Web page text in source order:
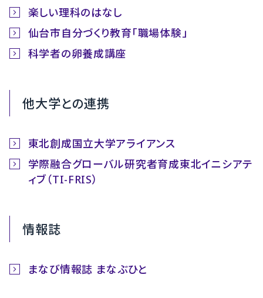
楽しい理科のはなし
仙台市自分づくり教育「職場体験」
科学者の卵養成講座
他大学との連携
東北創成国立大学アライアンス
学際融合グローバル研究者育成東北イニシアテ
ィブ（TI-FRIS）
情報誌
まなび情報誌 まなぶひと